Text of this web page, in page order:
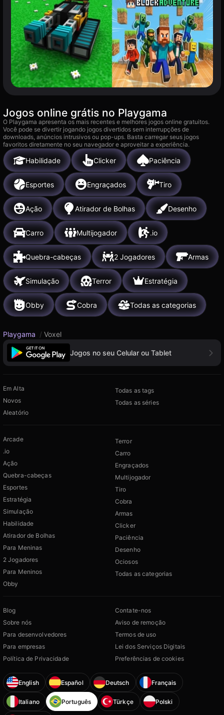
Jogos online grátis no Playgama
O Playgama apresenta os mais recentes e melhores jogos online gratuitos.
Você pode se divertir jogando jogos divertidos sem interrupções de
downloads, anúncios intrusivos ou pop-ups. Basta carregar seus jogos
favoritos diretamente no seu navegador e aproveitar a experiência.
Habilidade Clicker Paciência
Esportes Engraçados Tiro
Ação Atirador de Bolhas Desenho
Carro Multijogador .io
Quebra-cabeças 2 Jogadores Armas
Simulação Terror Estratégia
Obby Cobra Todas as categorias
Playgama / Voxel
Jogos no seu Celular ou Tablet
Em Alta
Novos
Aleatório
Todas as tags
Todas as séries
Arcade
.io
Ação
Quebra-cabeças
Esportes
Estratégia
Simulação
Habilidade
Atirador de Bolhas
Para Meninas
2 Jogadores
Para Meninos
Obby
Terror
Carro
Engraçados
Multijogador
Tiro
Cobra
Armas
Clicker
Paciência
Desenho
Ociosos
Todas as categorias
Blog
Sobre nós
Para desenvolvedores
Para empresas
Política de Privacidade
Contate-nos
Aviso de remoção
Termos de uso
Lei dos Serviços Digitais
Preferências de cookies
English Español Deutsch Français
Italiano Português Türkçe Polski